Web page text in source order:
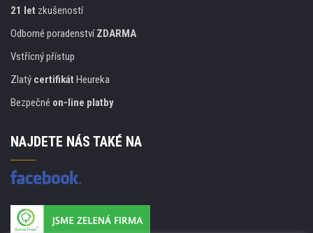
21 let zkušeností
Odborné poradenstvíZDARMA
Vstřícný přístup
Zlatý certifikát Heureka
Bezpečné on-line platby
NAJDETE NÁS TAKÉ NA